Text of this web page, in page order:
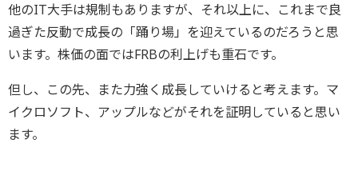
他のIT大手は規制もありますが、それ以上に、これまで良
過ぎた反動で成長の「踊り場」を迎えているのだろうと思
います。株価の面ではFRBの利上げも重石です。
但し、この先、また力強く成長していけると考えます。マ
イクロソフト、アップルなどがそれを証明していると思い
ます。